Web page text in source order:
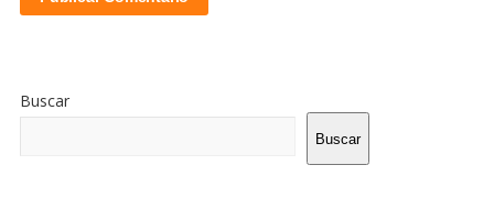
De
La
Lateral
Buscar
Buscar